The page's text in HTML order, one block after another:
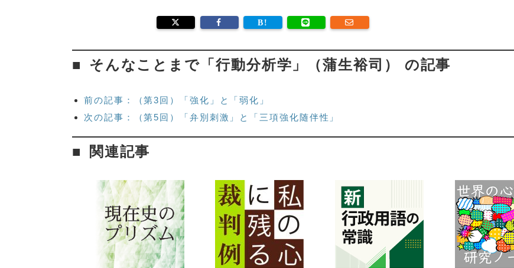
そんなことまで「行動分析学」（蒲生裕司） の記事
前の記事：（第3回）「強化」と「弱化」
次の記事：（第5回）「弁別刺激」と「三項強化随伴性」
関連記事